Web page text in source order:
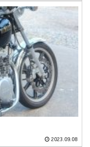
2023.09.08